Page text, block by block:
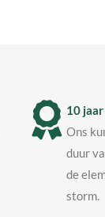
10
Ons
duur
de
storm.